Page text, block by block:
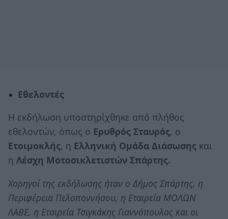
Εθελοντές
Η εκδήλωση υποστηρίχθηκε από πλήθος
εθελοντών, όπως ο Ερυθρός Σταυρός, ο
Ετοιμοκλής, η Ελληνική Ομάδα Διάσωσης και
η Λέσχη Μοτοσικλετιστών Σπάρτης.
Χορηγοί της εκδήλωσης ήταν ο Δήμος Σπάρτης, η
Περιφέρεια Πελοποννήσου, η Εταιρεία ΜΟΛΩΝ
ΛΑΒΕ, η Εταιρεία Τσιγκάκης Γιαννόπουλος και οι